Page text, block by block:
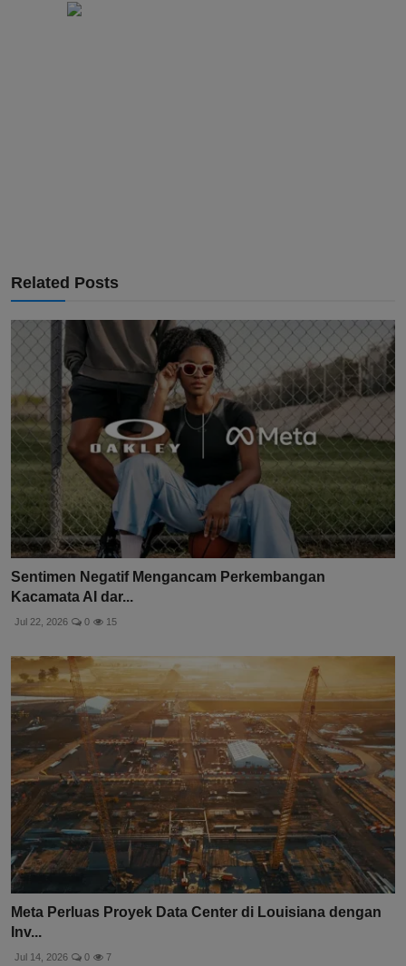
Related Posts
Sentimen Negatif Mengancam Perkembangan
Kacamata AI dar...
Jul 22, 2026 0 15
Meta Perluas Proyek Data Center di Louisiana dengan
Inv...
Jul 14, 2026 0 7